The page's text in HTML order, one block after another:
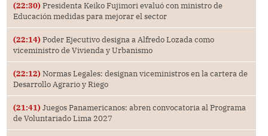
(22:30) Presidenta Keiko Fujimori evaluó con ministro de
Educación medidas para mejorar el sector
(22:14) Poder Ejecutivo designa a Alfredo Lozada como
viceministro de Vivienda y Urbanismo
(22:12) Normas Legales: designan viceministros en la cartera de
Desarrollo Agrario y Riego
(21:41) Juegos Panamericanos: abren convocatoria al Programa
de Voluntariado Lima 2027